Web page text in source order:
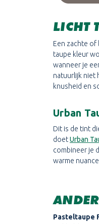
LICHT
Een zachte of
taupe kleur
wanneer je
natuurlijk niet
knusheid en
Urban
Dit is de tint
doetUrban
combineer je
warme
Pasteltaupe